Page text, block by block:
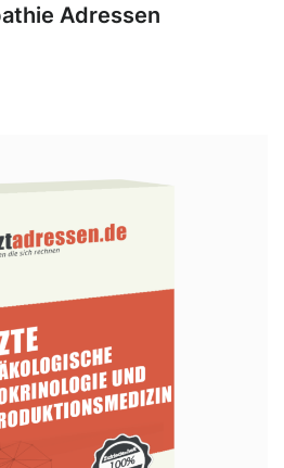
Adressen